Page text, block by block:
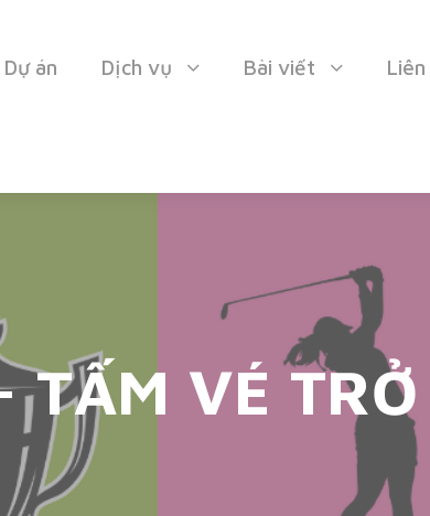
Dự án Dịch vụ Bài viết
TẤM VÉ TRỞ